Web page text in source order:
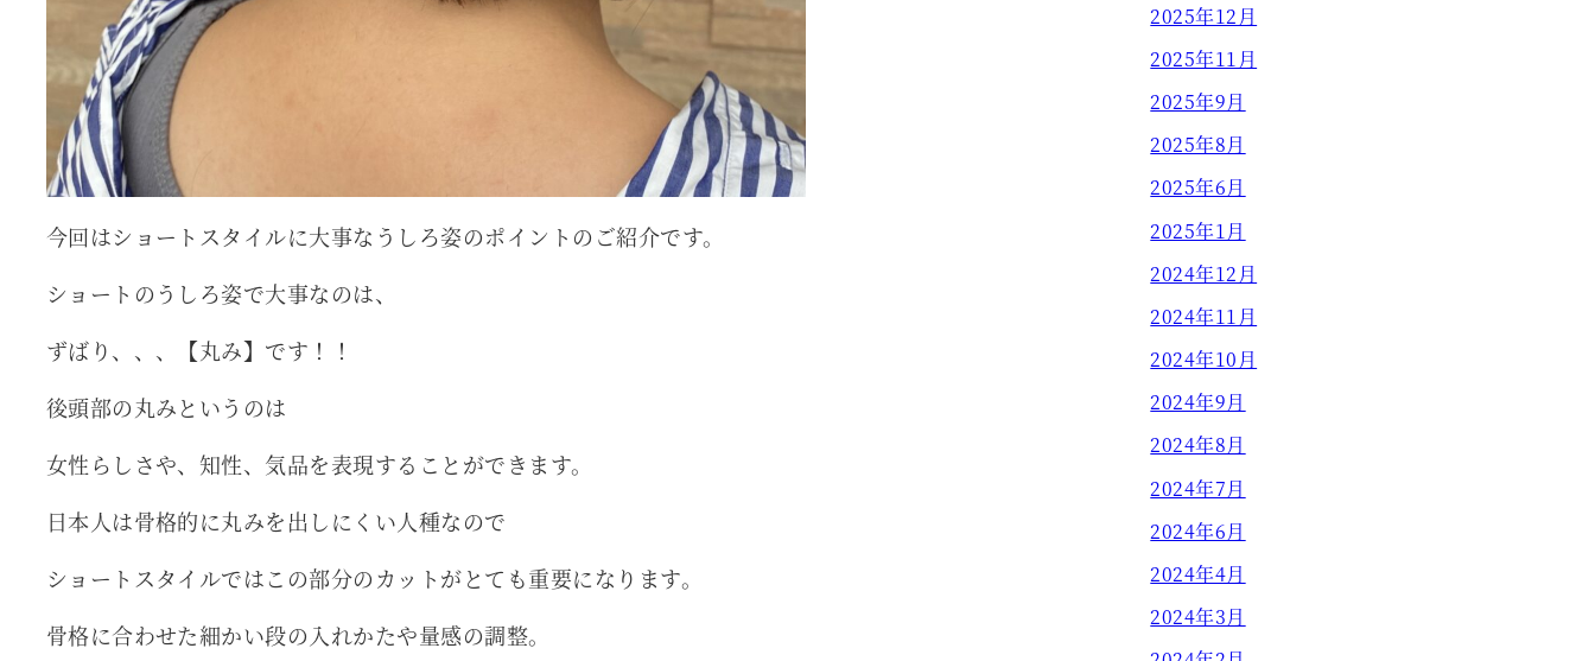
今回はショートスタイルに大事なうしろ姿のポイントのご紹介です。
ショートのうしろ姿で大事なのは、
ずばり、、、【丸み】です！！
後頭部の丸みというのは
女性らしさや、知性、気品を表現することができます。
日本人は骨格的に丸みを出しにくい人種なので
ショートスタイルではこの部分のカットがとても重要になります。
骨格に合わせた細かい段の入れかたや量感の調整。
2025年12月
2025年11月
2025年9月
2025年8月
2025年6月
2025年1月
2024年12月
2024年11月
2024年10月
2024年9月
2024年8月
2024年7月
2024年6月
2024年4月
2024年3月